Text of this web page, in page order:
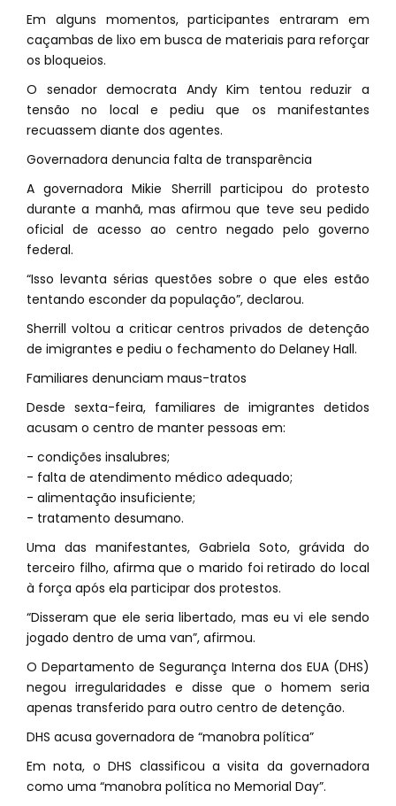
Em alguns momentos, participantes entraram em
caçambas de lixo em busca de materiais para reforçar
os bloqueios.
O senador democrata Andy Kim tentou reduzir a
tensão no local e pediu que os manifestantes
recuassem diante dos agentes.
Governadora denuncia falta de transparência
A governadora Mikie Sherrill participou do protesto
durante a manhã, mas afirmou que teve seu pedido
oficial de acesso ao centro negado pelo governo
federal.
“Isso levanta sérias questões sobre o que eles estão
tentando esconder da população”, declarou.
Sherrill voltou a criticar centros privados de detenção
de imigrantes e pediu o fechamento do Delaney Hall.
Familiares denunciam maus-tratos
Desde sexta-feira, familiares de imigrantes detidos
acusam o centro de manter pessoas em:
- condições insalubres;
- falta de atendimento médico adequado;
- alimentação insuficiente;
- tratamento desumano.
Uma das manifestantes, Gabriela Soto, grávida do
terceiro filho, afirma que o marido foi retirado do local
à força após ela participar dos protestos.
“Disseram que ele seria libertado, mas eu vi ele sendo
jogado dentro de uma van”, afirmou.
O Departamento de Segurança Interna dos EUA (DHS)
negou irregularidades e disse que o homem seria
apenas transferido para outro centro de detenção.
DHS acusa governadora de “manobra política”
Em nota, o DHS classificou a visita da governadora
como uma “manobra política no Memorial Day”.